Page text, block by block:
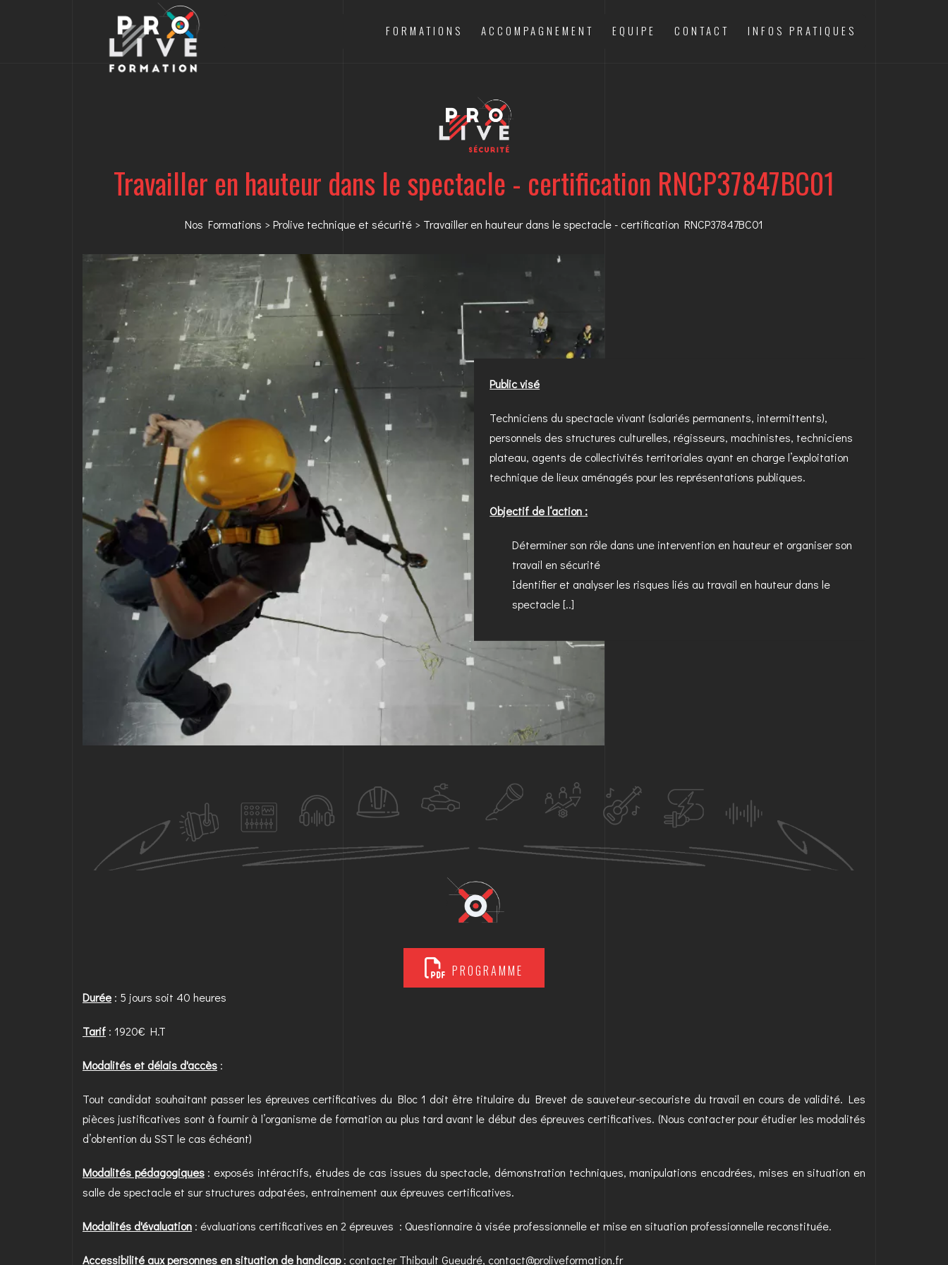
FORMATIONS ACCOMPAGNEMENT EQUIPE CONTACT INFOS PRATIQUES
Travailler en hauteur dans le spectacle - certification RNCP37847BC01
Nos Formations >Prolive technique et sécurité > Travailler en hauteur dans le spectacle - certification RNCP37847BC01
Public visé
Techniciens du spectacle vivant (salariés permanents, intermittents),
personnels des structures culturelles, régisseurs, machinistes, techniciens
plateau, agents de collectivités territoriales ayant en charge l’exploitation
technique de lieux aménagés pour les représentations publiques.
Objectif de l‘action :
Déterminer son rôle dans une intervention en hauteur et organiser son
travail en sécurité
Identifier et analyser les risques liés au travail en hauteur dans le
spectacle [..]
PROGRAMME
Durée : 5 jours soit 40 heures
Tarif : 1920€ H.T
Modalités et délais d'accès :
Tout candidat souhaitant passer les épreuves certificatives du Bloc 1 doit être titulaire du Brevet de sauveteur-secouriste du travail en cours de validité. Les
pièces justificatives sont à fournir à l’organisme de formation au plus tard avant le début des épreuves certificatives. (Nous contacter pour étudier les modalités
d’obtention du SST le cas échéant)
Modalités pédagogiques: exposés intéractifs, études de cas issues du spectacle, démonstration techniques, manipulations encadrées, mises en situation en
salle de spectacle et sur structures adpatées, entrainement aux épreuves certificatives.
Modalités d'évaluation : évaluations certificatives en 2 épreuves : Questionnaire à visée professionnelle et mise en situation professionnelle reconstituée.
Accessibilité aux personnes en situation de handicap: contacter Thibault Gueudré, contact@proliveformation.fr